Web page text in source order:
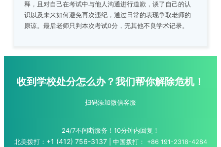
释，且对自己在考试中与他人沟通进行道歉，谈了自己的认
识以及未来如何避免再次违纪，通过日常的表现争取老师的
原谅。最后老师只判本次考试0分，无其他不良学术记录。
收到学校处分怎么办？我们帮你解除危机！
扫码添加微信客服
24/7不间断服务！10分钟内回复！
北美拨打： +1 (412) 756-3137 | 中国拨打： +86 191-2318-4284